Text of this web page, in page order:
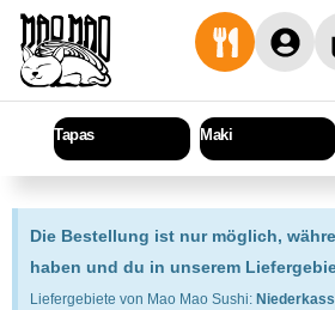
Tapas Maki
Die Bestellung ist nur möglich,
haben und du in unserem
Liefergebiete von Mao Mao Sushi: